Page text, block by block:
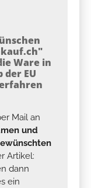
Ware in
EU
Mail an
und
Artikel:
dann
ein